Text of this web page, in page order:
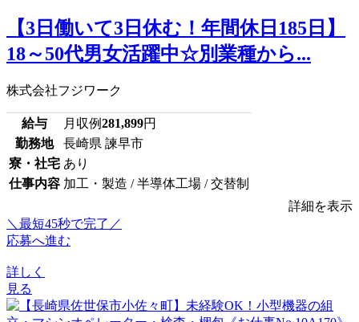
【3日働いて3日休む！年間休日185日】
18～50代男女活躍中☆別業種から...
株式会社フジワーク
給与 月収例281,899円
勤務地
長崎県 諫早市
寮・社宅 あり
仕事内容 加工・製造 / 半導体工場 / 交替制
詳細を表示
＼最短45秒で完了／
応募へ進む
詳しく
見る